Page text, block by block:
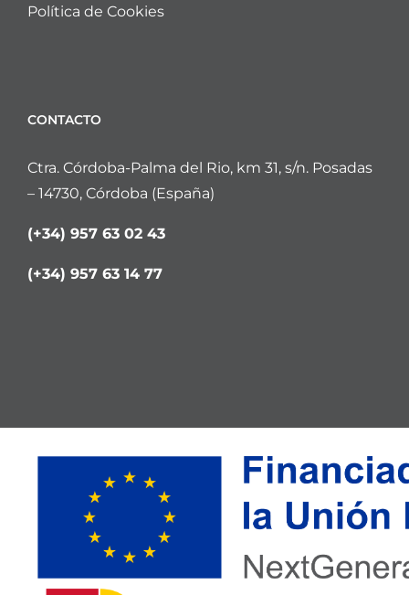
Política de Cookies
CONTACTO
Ctra. Córdoba-Palma del Rio, km 31, s/n. Posadas
– 14730, Córdoba (España)
(+34) 957 63 02 43
(+34) 957 63 14 77